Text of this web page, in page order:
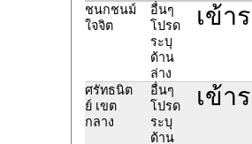
ชนกชนม์
ใจจิต
อื่นๆ
โปรด
ระบุ
ด้าน
ล่าง
เข้า
ศรัทธนิต
ย์ เขต
กลาง
อื่นๆ
โปรด
ระบุ
ด้าน
เข้า